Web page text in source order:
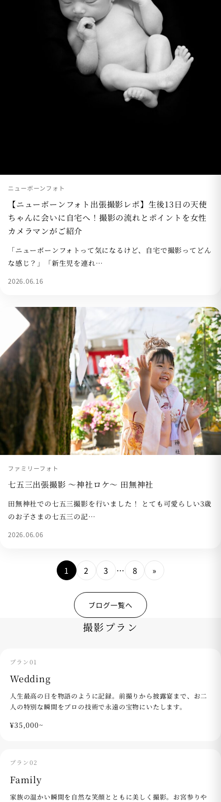
ニューボーンフォト
【ニューボーンフォト出張撮影レポ】生後13日の天使
ちゃんに会いに自宅へ！撮影の流れとポイントを女性
カメラマンがご紹介
「ニューボーンフォトって気になるけど、自宅で撮影ってどん
な感じ？」「新生児を連れ…
2026.06.16
ファミリーフォト
七五三出張撮影 〜神社ロケ〜 田無神社
田無神社での七五三撮影を行いました！ とても可愛らしい3歳
のお子さまの七五三の記…
2026.06.06
1 2 3 … 8 »
ブログ一覧へ
撮影プラン
プラン01
Wedding
人生最高の日を物語のように記録。前撮りから披露宴まで、お二
人の特別な瞬間をプロの技術で永遠の宝物にいたします。
¥35,000~
プラン02
Family
家族の温かい瞬間を自然な笑顔とともに美しく撮影。お宮参りや